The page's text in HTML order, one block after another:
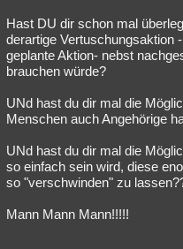
Hast DU dir schon mal
derartige Vertuschungsaktion
geplante Aktion- nebst
brauchen würde?
UNd hast du dir mal die
Menschen auch Angehörige
UNd hast du dir mal die
so einfach sein wird, diese
so "verschwinden" zu
Mann Mann Mann!!!!!